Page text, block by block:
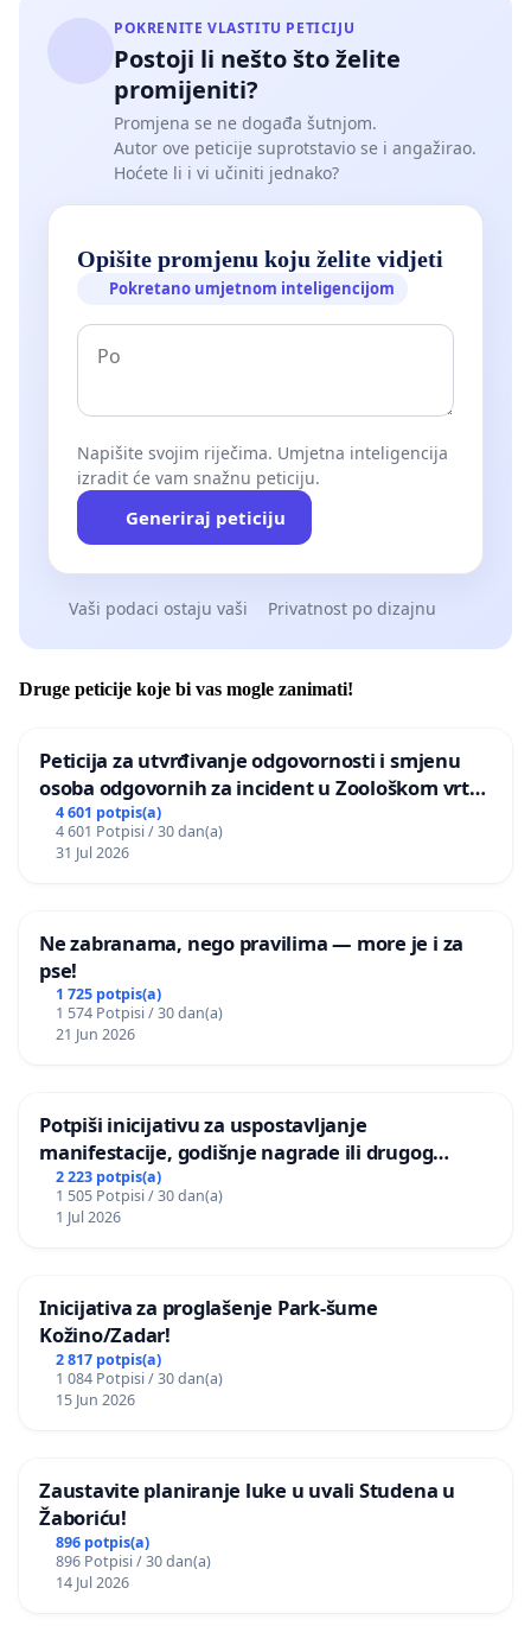
POKRENITE VLASTITU PETICIJU
Postoji li nešto što želite
promijeniti?
Promjena se ne događa šutnjom.
Autor ove peticije suprotstavio se i angažirao.
Hoćete li i vi učiniti jednako?
Opišite promjenu koju želite vidjeti
Pokretano umjetnom inteligencijom
Napišite svojim riječima. Umjetna inteligencija
izradit će vam snažnu peticiju.
Generiraj peticiju
Vaši podaci ostaju vaši Privatnost po dizajnu
Druge peticije koje bi vas mogle zanimati!
Peticija za utvrđivanje odgovornosti i smjenu
osoba odgovornih za incident u Zoološkom vrtu
Grada Zagreba
4 601 potpis(a)
4 601 Potpisi / 30 dan(a)
31 Jul 2026
Ne zabranama, nego pravilima — more je i za
pse!
1 725 potpis(a)
1 574 Potpisi / 30 dan(a)
21 Jun 2026
Potpiši inicijativu za uspostavljanje
manifestacije, godišnje nagrade ili drugog
javnog događaja „Edin Avdić“ u Sarajevu
2 223 potpis(a)
1 505 Potpisi / 30 dan(a)
1 Jul 2026
Inicijativa za proglašenje Park-šume
Kožino/Zadar!
2 817 potpis(a)
1 084 Potpisi / 30 dan(a)
15 Jun 2026
Zaustavite planiranje luke u uvali Studena u
Žaboriću!
896 potpis(a)
896 Potpisi / 30 dan(a)
14 Jul 2026